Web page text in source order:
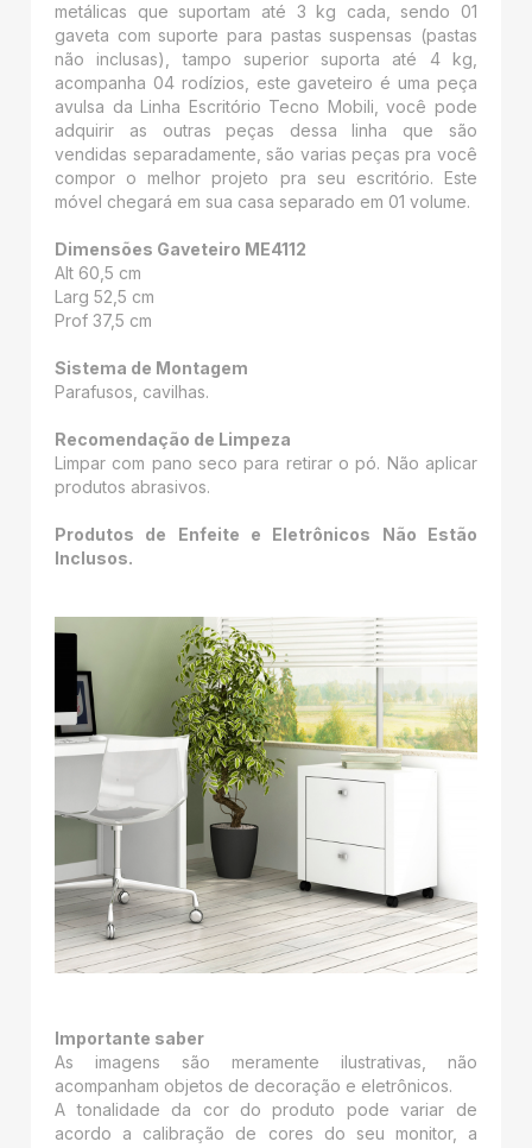
metálicas que suportam até 3 kg cada, sendo 01
gaveta com suporte para pastas suspensas (pastas
não inclusas), tampo superior suporta até 4 kg,
acompanha 04 rodízios, este gaveteiro é uma peça
avulsa da Linha Escritório Tecno Mobili, você pode
adquirir as outras peças dessa linha que são
vendidas separadamente, são varias peças pra você
compor o melhor projeto pra seu escritório. Este
móvel chegará em sua casa separado em 01 volume.
Dimensões Gaveteiro ME4112
Alt 60,5 cm
Larg 52,5 cm
Prof 37,5 cm
Sistema de Montagem
Parafusos, cavilhas.
Recomendação de Limpeza
Limpar com pano seco para retirar o pó. Não aplicar
produtos abrasivos.
Produtos de Enfeite e Eletrônicos Não Estão
Inclusos.
Importante saber
As imagens são meramente ilustrativas, não
acompanham objetos de decoração e eletrônicos.
A tonalidade da cor do produto pode variar de
acordo a calibração de cores do seu monitor, a